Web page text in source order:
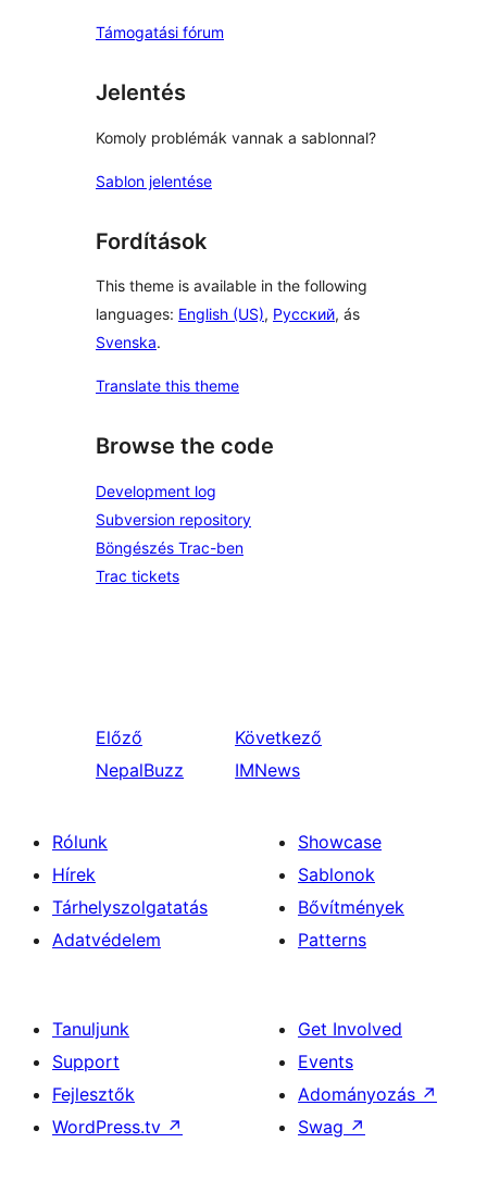
Támogatási fórum
Jelentés
Komoly problémák vannak a sablonnal?
Sablon jelentése
Fordítások
This theme is available in the following
languages: English (US), Русский, ás
Svenska.
Translate this theme
Browse the code
Development log
Subversion repository
Böngészés Trac-ben
Trac tickets
Előző
NepalBuzz
Következő
IMNews
Rólunk
Hírek
Tárhelyszolgatatás
Adatvédelem
Showcase
Sablonok
Bővítmények
Patterns
Tanuljunk
Support
Fejlesztők
WordPress.tv ↗
Get Involved
Events
Adományozás ↗
Swag ↗